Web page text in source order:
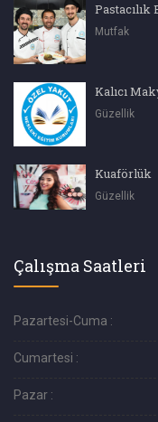
Mutfak
Kalıcı
Güzellik
Kuaförlük
Güzellik
Çalışma Saatleri
Pazartesi-Cuma :
Cumartesi :
Pazar :